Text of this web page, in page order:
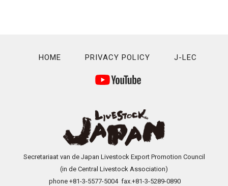
HOME PRIVACY POLICY J-LEC
Secretariaat van de Japan Livestock Export Promotion Council
(in de Central Livestock Association)
phone +81-3-5577-5004 fax.+81-3-5289-0890